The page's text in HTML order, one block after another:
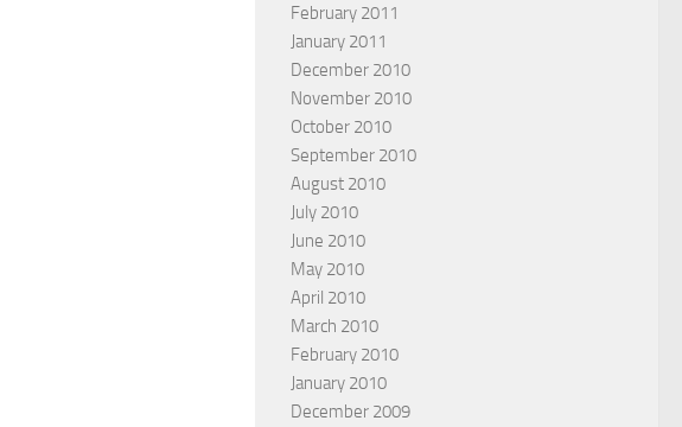
February 2011
January 2011
December 2010
November 2010
October 2010
September 2010
August 2010
July 2010
June 2010
May 2010
April 2010
March 2010
February 2010
January 2010
December 2009